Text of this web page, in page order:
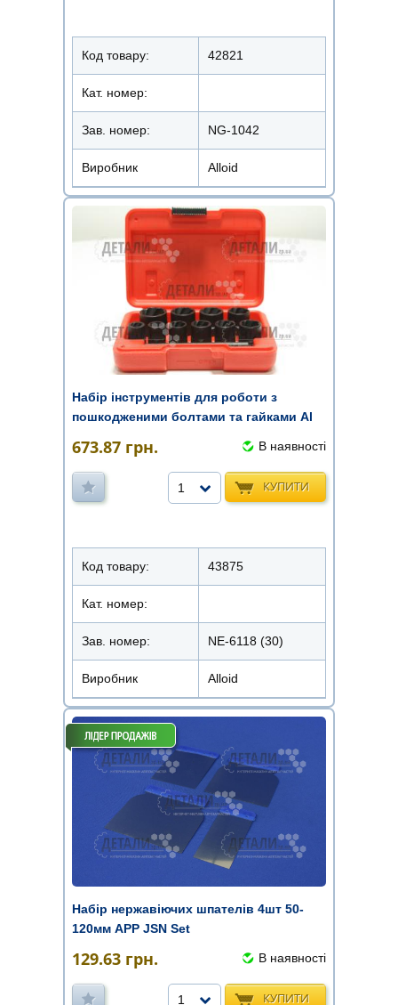
Код товару: 42821
Кат. номер:
Зав. номер: NG-1042
Виробник Alloid
Набір інструментів для роботи з
пошкодженими болтами та гайками Al
673.87 грн. В наявності
КУПИТИ
1
Код товару: 43875
Кат. номер:
Зав. номер: NE-6118 (30)
Виробник Alloid
Набір нержавіючих шпателів 4шт 50-
120мм APP JSN Set
129.63 грн. В наявності
КУПИТИ
1